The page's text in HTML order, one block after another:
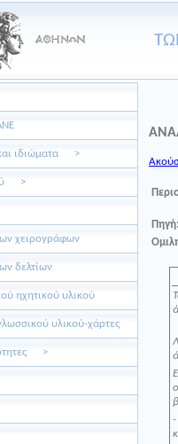
και ιδιώματα >
>
χειρογράφων
δελτίων
ηχητικού υλικού
υλικού-χάρτες
>
-